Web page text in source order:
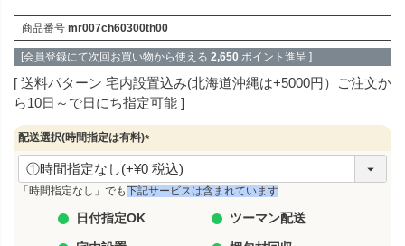
商品番号 mr007ch60300th00
[会員登録にて次回お買い物から使える 2,650 ポイント進呈 ]
送料パターン 宅内設置込み(北海道沖縄は+5000円）ご注文か
ら10日～で日にち指定可能
配送選択(時間指定は有料)
(
必
須
「時間指定なし」でも下記サービスは含まれています
日付指定OK ツーマン配送